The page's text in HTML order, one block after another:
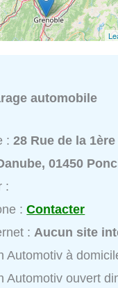
automobile
:28 Rue de la
01450
:
:Contacter
:Aucun site
Automotiv à
Automotiv ouvert